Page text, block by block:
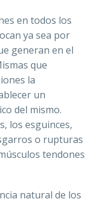
en todos los
ya sea por
generan en el
que
la
un
del mismo.
los esguinces,
o rupturas
tendones
natural de los